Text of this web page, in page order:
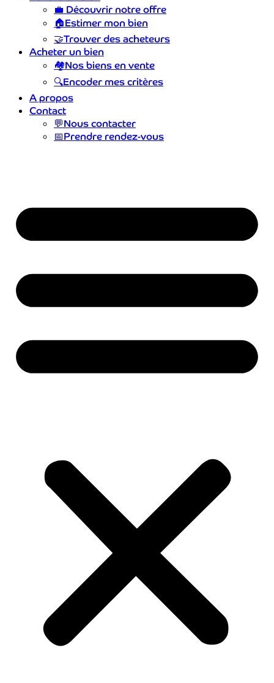
💼 Découvrir notre offre
🏠Estimer mon bien
🤝Trouver des acheteurs
Acheter un bien
🏘️Nos biens en vente
🔍Encoder mes critères
A propos
Contact
💬Nous contacter
📅Prendre rendez-vous